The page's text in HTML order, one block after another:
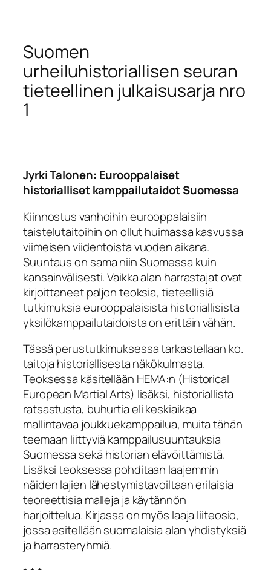
Suomen
urheiluhistoriallisen seuran
tieteellinen julkaisusarja nro
1
Jyrki Talonen: Eurooppalaiset
historialliset kamppailutaidot Suomessa
Kiinnostus vanhoihin eurooppalaisiin
taistelutaitoihin on ollut huimassa kasvussa
viimeisen viidentoista vuoden aikana.
Suuntaus on sama niin Suomessa kuin
kansainvälisesti. Vaikka alan harrastajat ovat
kirjoittaneet paljon teoksia, tieteellisiä
tutkimuksia eurooppalaisista historiallisista
yksilökamppailutaidoista on erittäin vähän.
Tässä perustutkimuksessa tarkastellaan ko.
taitoja historiallisesta näkökulmasta.
Teoksessa käsitellään HEMA:n (Historical
European Martial Arts) lisäksi, historiallista
ratsastusta, buhurtia eli keskiaikaa
mallintavaa joukkuekamppailua, muita tähän
teemaan liittyviä kamppailusuuntauksia
Suomessa sekä historian elävöittämistä.
Lisäksi teoksessa pohditaan laajemmin
näiden lajien lähestymistavoiltaan erilaisia
teoreettisia malleja ja käytännön
harjoittelua. Kirjassa on myös laaja liiteosio,
jossa esitellään suomalaisia alan yhdistyksiä
ja harrasteryhmiä.